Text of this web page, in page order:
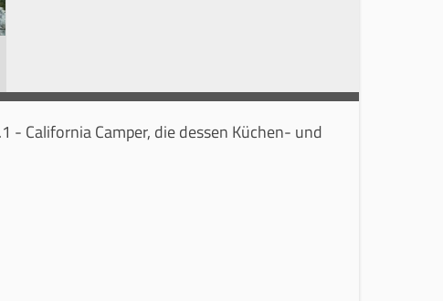
- California Camper, die dessen Küchen- und